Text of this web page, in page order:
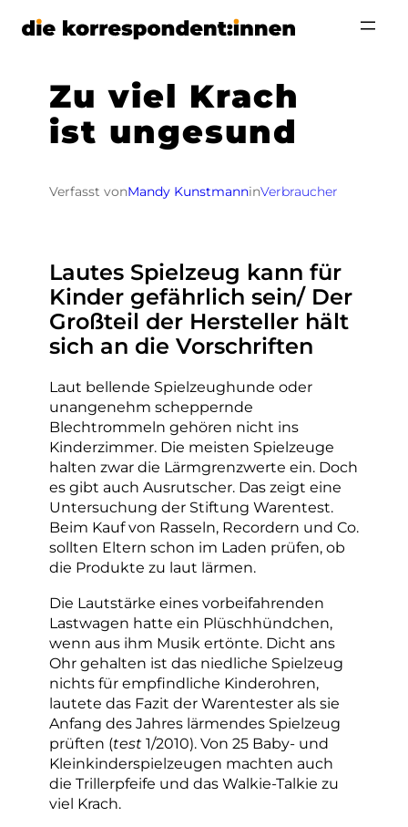
Zum
Zu viel Krach
ist ungesund
Verfasst vonMandy KunstmanninVerbraucher
Lautes Spielzeug kann für
Kinder gefährlich sein/ Der
Großteil der Hersteller hält
sich an die Vorschriften
Laut bellende Spielzeughunde oder
unangenehm scheppernde
Blechtrommeln gehören nicht ins
Kinderzimmer. Die meisten Spielzeuge
halten zwar die Lärmgrenzwerte ein. Doch
es gibt auch Ausrutscher. Das zeigt eine
Untersuchung der Stiftung Warentest.
Beim Kauf von Rasseln, Recordern und Co.
sollten Eltern schon im Laden prüfen, ob
die Produkte zu laut lärmen.
Die Lautstärke eines vorbeifahrenden
Lastwagen hatte ein Plüschhündchen,
wenn aus ihm Musik ertönte. Dicht ans
Ohr gehalten ist das niedliche Spielzeug
nichts für empfindliche Kinderohren,
lautete das Fazit der Warentester als sie
Anfang des Jahres lärmendes Spielzeug
prüften (test 1/2010). Von 25 Baby- und
Kleinkinderspielzeugen machten auch
die Trillerpfeife und das Walkie-Talkie zu
viel Krach.